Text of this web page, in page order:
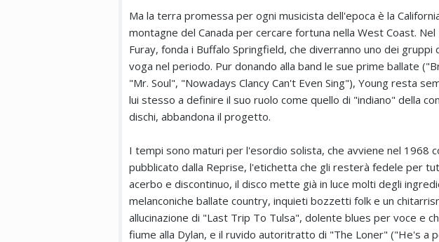
Ma la terra promessa per ogni musicista dell'epoca è la
montagne del Canada per cercare fortuna nella West Coast. Nel
Furay, fonda i Buffalo Springfield, che diverranno uno dei
voga nel periodo. Pur donando alla band le sue prime ballate
"Mr. Soul", "Nowadays Clancy Can't Even Sing"), Young resta
lui stesso a definire il suo ruolo come quello di "indiano" della
dischi, abbandona il progetto.
I tempi sono maturi per l'esordio solista, che avviene nel 1968
pubblicato dalla Reprise, l'etichetta che gli resterà fedele per
acerbo e discontinuo, il disco mette già in luce molti degli
melanconiche ballate country, inquieti bozzetti folk e un
allucinazione di "Last Trip To Tulsa", dolente blues per voce e
fiume alla Dylan, e il ruvido autoritratto di "The Loner" ("He's a